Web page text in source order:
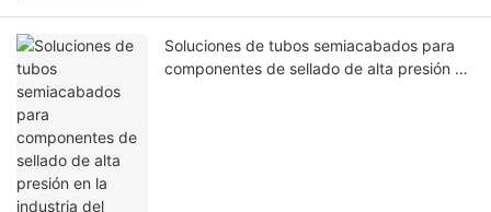
Soluciones de tubos semiacabados para
componentes de sellado de alta presión en